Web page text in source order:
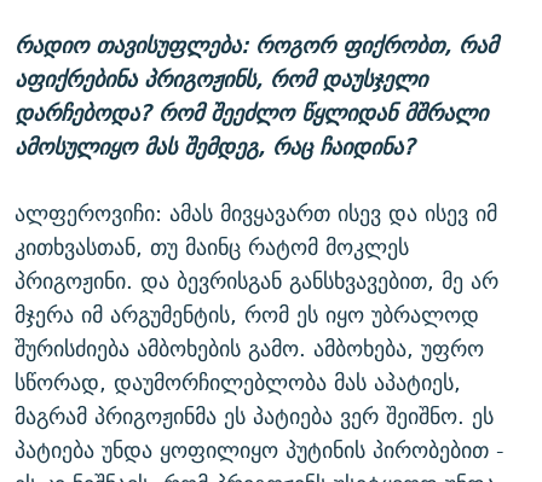
რადიო თავისუფლება: როგორ ფიქრობთ, რამ
აფიქრებინა პრიგოჟინს, რომ დაუსჯელი
დარჩებოდა? რომ შეეძლო წყლიდან მშრალი
ამოსულიყო მას შემდეგ, რაც ჩაიდინა?
ალფეროვიჩი: ამას მივყავართ ისევ და ისევ იმ
კითხვასთან, თუ მაინც რატომ მოკლეს
პრიგოჟინი. და ბევრისგან განსხვავებით, მე არ
მჯერა იმ არგუმენტის, რომ ეს იყო უბრალოდ
შურისძიება ამბოხების გამო. ამბოხება, უფრო
სწორად, დაუმორჩილებლობა მას აპატიეს,
მაგრამ პრიგოჟინმა ეს პატიება ვერ შეიშნო. ეს
პატიება უნდა ყოფილიყო პუტინის პირობებით -